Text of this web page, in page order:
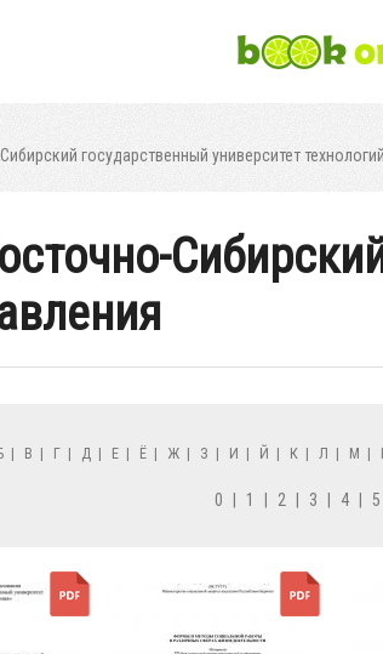
государственный университет
| В | Г | Д | Е | Ё | Ж | З | И | Й | К | Л | М |
0 1 2 3 4 5